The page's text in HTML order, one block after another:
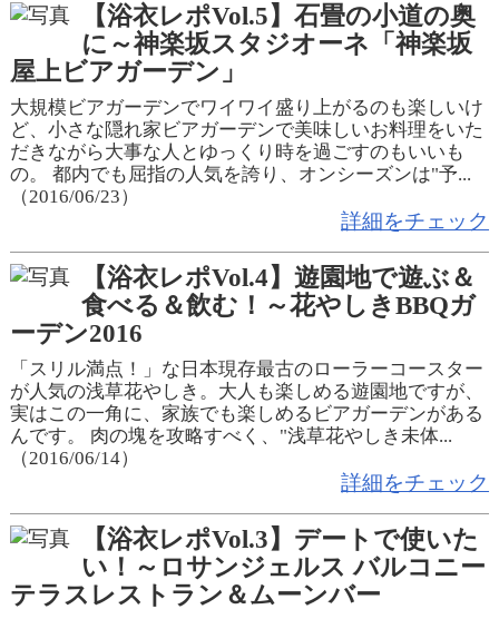
【浴衣レポVol.5】石畳の小道の奥
に～神楽坂スタジオーネ「神楽坂
屋上ビアガーデン」
大規模ビアガーデンでワイワイ盛り上がるのも楽しいけ
ど、小さな隠れ家ビアガーデンで美味しいお料理をいた
だきながら大事な人とゆっくり時を過ごすのもいいも
の。 都内でも屈指の人気を誇り、オンシーズンは"予...
（2016/06/23）
詳細をチェック
【浴衣レポVol.4】遊園地で遊ぶ＆
食べる＆飲む！～花やしきBBQガ
ーデン2016
「スリル満点！」な日本現存最古のローラーコースター
が人気の浅草花やしき。大人も楽しめる遊園地ですが、
実はこの一角に、家族でも楽しめるビアガーデンがある
んです。 肉の塊を攻略すべく、"浅草花やしき未体...
（2016/06/14）
詳細をチェック
【浴衣レポVol.3】デートで使いた
い！～ロサンジェルス バルコニー
テラスレストラン＆ムーンバー